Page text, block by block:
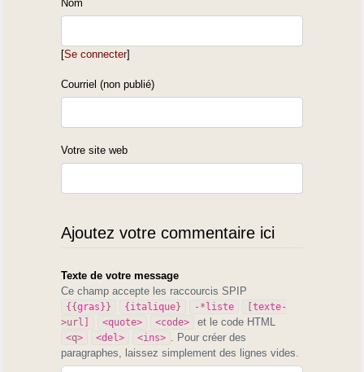
Nom
[Se connecter]
Courriel (non publié)
Votre site web
Ajoutez votre commentaire ici
Texte de votre message
Ce champ accepte les raccourcis SPIP
{{gras}} {italique} -*liste
[texte-
>url]
<quote> <code> et le code HTML
<q> <del> <ins>
. Pour créer des
paragraphes, laissez simplement des lignes vides.